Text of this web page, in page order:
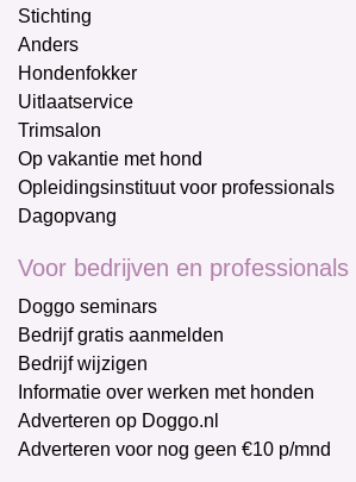
Stichting
Anders
Hondenfokker
Uitlaatservice
Trimsalon
Op vakantie met hond
Opleidingsinstituut voor professionals
Dagopvang
Voor bedrijven en professionals
Doggo seminars
Bedrijf gratis aanmelden
Bedrijf wijzigen
Informatie over werken met honden
Adverteren op Doggo.nl
Adverteren voor nog geen €10 p/mnd